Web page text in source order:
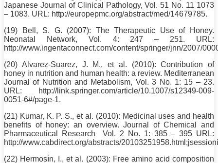
Japanese Journal of Clinical Pathology, Vol. 51 No. 11 1073
– 1083. URL: http://europepmc.org/abstract/med/14679785.
(19) Bell, S. G. (2007): The Therapeutic Use of Honey.
Neonatal Network, Vol. 4: 247 – 251. URL:
http://www.ingentaconnect.com/content/springer/jnn/2007/
(20) Alvarez-Suarez, J. M., et al. (2010): Contribution of
honey in nutrition and human health: a review. Mediterranean
Journal of Nutrition and Metabolism, Vol. 3 No. 1: 15 – 23.
URL: http://link.springer.com/article/10.1007/s12349-009-
0051-6#/page-1.
(21) Kumar, K. P. S., et al. (2010): Medicinal uses and health
benefits of honey: an overview. Journal of Chemical and
Pharmaceutical Research Vol. 2
No. 1: 385 – 395 URL:
http://www.cabdirect.org/abstracts/
(22) Hermosı́n, I., et al. (2003): Free amino acid composition